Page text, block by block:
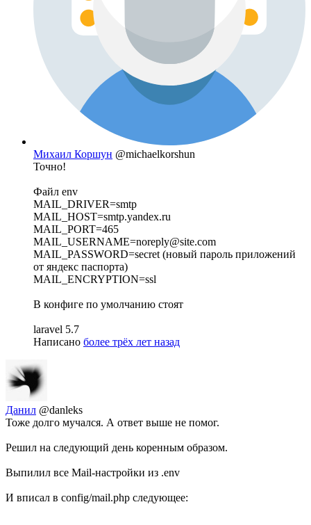
Михаил Коршун @michaelkorshun
Точно!
Файл env
MAIL_DRIVER=smtp
MAIL_HOST=smtp.yandex.ru
MAIL_PORT=465
MAIL_USERNAME=noreply@site.com
MAIL_PASSWORD=secret (новый пароль приложений
от яндекс паспорта)
MAIL_ENCRYPTION=ssl
В конфиге по умолчанию стоят
laravel 5.7
Написано более трёх лет назад
Данил @danleks
Тоже долго мучался. А ответ выше не помог.
Решил на следующий день коренным образом.
Выпилил все Mail-настройки из .env
И вписал в config/mail.php следующее: